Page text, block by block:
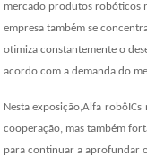
mercado produtos robóticos
empresa também se
otimiza constantemente o
acordo com a demanda do
Nesta exposição,Alfa robô ICs
cooperação, mas também
para continuar a aprofundar